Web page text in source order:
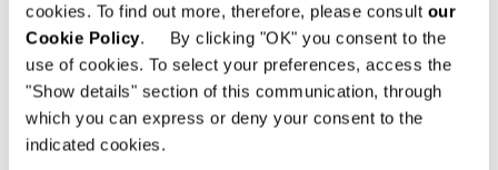
cookies. To find out more, therefore, please consult our
Cookie Policy. By clicking "OK" you consent to the
use of cookies. To select your preferences, access the
"Show details" section of this communication, through
which you can express or deny your consent to the
indicated cookies.
写真
Bruno Klomfar